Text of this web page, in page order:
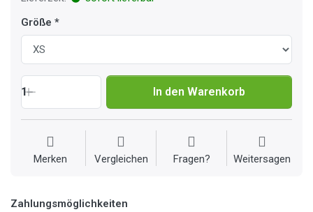
Größe
1 In den Warenkorb
Merken Vergleichen Fragen? Weitersagen
Zahlungsmöglichkeiten